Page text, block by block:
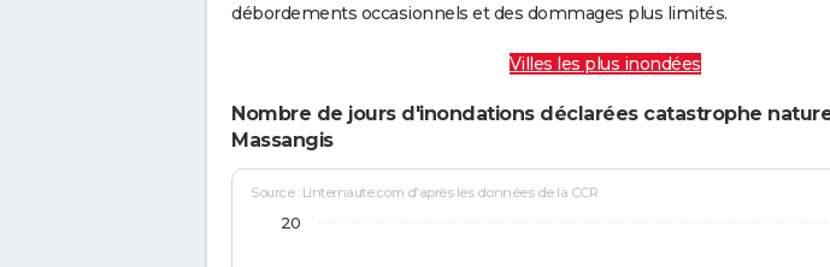
débordements occasionnels et des dommages plus limités.
Villes les plus inondées
Nombre de jours d'inondations déclarées catastrophe
Massangis
Source : Linternaute.com d'après les données de la CCR
20